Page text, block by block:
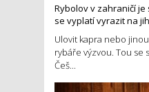
Rybolov v zahraničí
se vyplatí vyrazit na jih
Ulovit kapra nebo
rybáře výzvou. Tou se
Češ...